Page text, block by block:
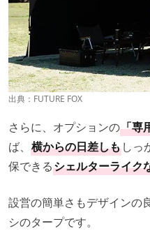
出典： FUTURE FOX
さらに、オプションの「専
ば、 横からの日差しもしっ
保できるシェルターライク
設営の簡単さもデザインの
シのタープです。